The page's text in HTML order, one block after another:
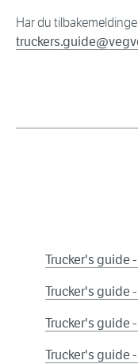
Har du
Trucker's guide
Trucker's guide
Trucker's guide
Trucker's guide